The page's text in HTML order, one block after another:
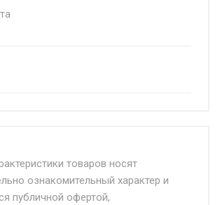
и Московской области.
осуществляется собственным и
товаров носят
ознакомительный характер и
публичной офертой,